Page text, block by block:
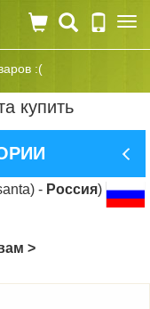
:(
купить
- Россия)
>